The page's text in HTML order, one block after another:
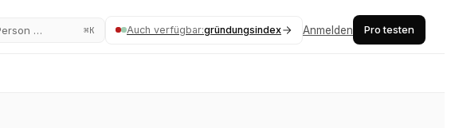
… ⌘K Auch verfügbar:gründungsindex Anmelden Pro testen